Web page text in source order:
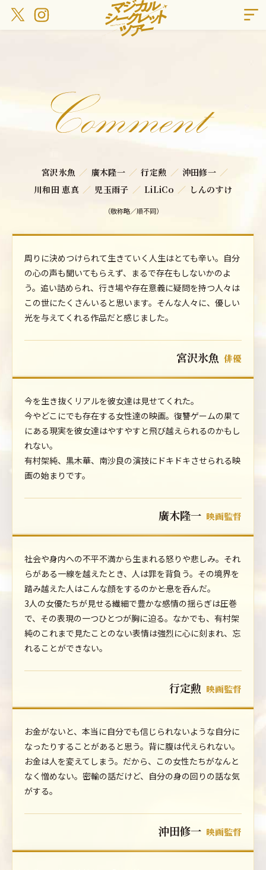
宮沢氷魚 廣木隆一 行定勲
沖田修一
川和田 恵真
児玉雨子 LiLiCo しんのすけ
（敬称略／順不同）
周りに決めつけられて生きていく人生はとても辛い。自分
の心の声も聞いてもらえず、まるで存在もしないかのよ
う。追い詰められ、行き場や存在意義に疑問を持つ人々は
この世にたくさんいると思います。そんな人々に、優しい
光を与えてくれる作品だと感じました。
宮沢氷魚 俳優
今を生き抜くリアルを彼女達は見せてくれた。
今やどこにでも存在する女性達の映画。復讐ゲームの果て
にある現実を彼女達はやすやすと飛び越えられるのかもし
れない。
有村架純、黒木華、南沙良の演技にドキドキさせられる映
画の始まりです。
廣木隆一 映画監督
社会や身内への不平不満から生まれる怒りや悲しみ。それ
らがある一線を越えたとき、人は罪を背負う。その境界を
踏み越えた人はこんな顔をするのか――と息を呑んだ。
3人の女優たちが見せる繊細で豊かな感情の揺らぎは圧巻
で、その表現の一つひとつが胸に迫る。なかでも、有村架
純のこれまで見たことのない表情は強烈に心に刻まれ、忘
れることができない。
行定勲 映画監督
お金がないと、本当に自分でも信じられないような自分に
なったりすることがあると思う。背に腹は代えられない。
お金は人を変えてしまう。だから、この女性たちがなんと
なく憎めない。密輸の話だけど、自分の身の回りの話な気
がする。
沖田修一 映画監督